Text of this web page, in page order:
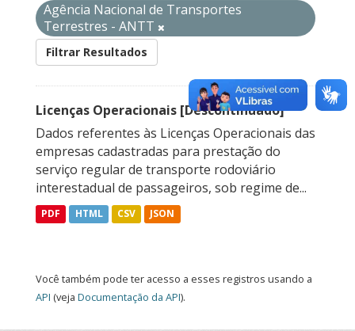
Agência Nacional de Transportes
Terrestres - ANTT
Filtrar Resultados
Licenças Operacionais [Descontinuado]
Dados referentes às Licenças Operacionais das
empresas cadastradas para prestação do
serviço regular de transporte rodoviário
interestadual de passageiros, sob regime de...
PDF HTML CSV JSON
Você também pode ter acesso a esses registros usando a
API (veja Documentação da API).